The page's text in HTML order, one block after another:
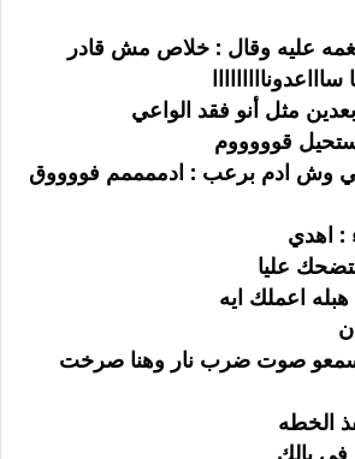
عليه وقال : خلاص مش قادر
مثل أنو فقد الواعي
قوووووم
وش ادم برعب : ادممممم فووووق
: اهدي
عليا
اعملك ايه
صوت ضرب نار وهنا صرخت
الخطه